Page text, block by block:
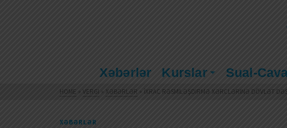
Xəbərlər Kurslar Sual-
HOME » VERGI » XƏBƏRLƏR » İXRAC RƏSMILƏŞDIRMƏ XƏRCLƏRINƏ DÖVLƏT
XƏBƏRLƏR